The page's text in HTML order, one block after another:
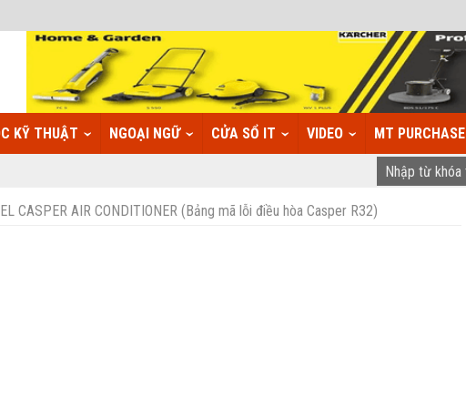
KỸ THUẬT NGOẠI NGỮ CỬA SỔ IT VIDEO MT PURCHASE
CASPER AIR CONDITIONER (Bảng mã lỗi điều hòa Casper R32)